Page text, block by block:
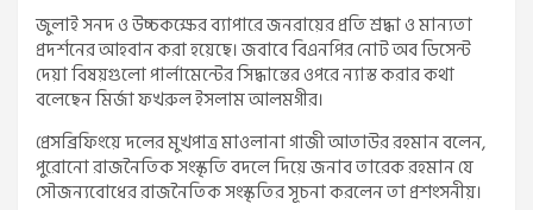
জুলাই সনদ ও উচ্চকক্ষের ব্যাপারে জনরায়ের প্রতি শ্রদ্ধা ও মান্যতা
প্রদর্শনের আহবান করা হয়েছে। জবাবে বিএনপির নোট অব ডিসেন্ট
দেয়া বিষয়গুলো পার্লামেন্টের সিদ্ধান্তের ওপরে ন্যাস্ত করার কথা
বলেছেন মির্জা ফখরুল ইসলাম আলমগীর।
প্রেসব্রিফিংয়ে দলের মুখপাত্র মাওলানা গাজী আতাউর রহমান বলেন,
পুরোনো রাজনৈতিক সংস্কৃতি বদলে দিয়ে জনাব তারেক রহমান যে
সৌজন্যবোধের রাজনৈতিক সংস্কৃতির সূচনা করলেন তা প্রশংসনীয়।